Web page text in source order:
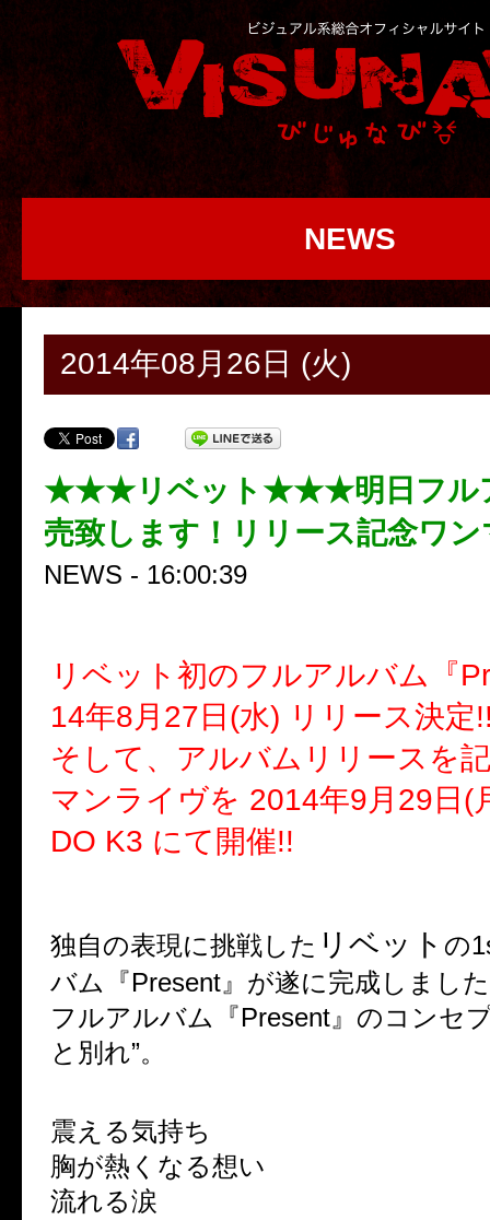
NEWS
2014年08月26日 (火)
★★★リベット★★★明日フル
売致します！リリース記念ワ
NEWS - 16:00:39
リベット初のフルアルバム『
14年8月27日(水) リリース決定
そして、アルバムリリースを
マンライヴを 2014年9月29日(
DO K3 にて開催!!
独自の表現に挑戦した リベット の
バム『Present』が遂に完成しまし
フルアルバム『Present』のコンセ
と別れ”。
震える気持ち
胸が熱くなる想い
流れる涙